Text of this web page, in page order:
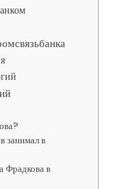
занимал в
Фрадкова в